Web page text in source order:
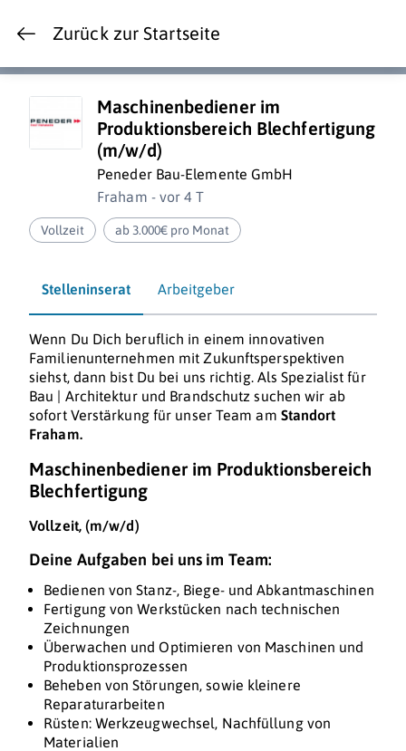
Zurück zur Startseite
Maschinenbediener im
Produktionsbereich Blechfertigung
(m/w/d)
Peneder Bau-Elemente GmbH
Fraham - vor 4 T
Vollzeit ab 3.000€ pro Monat
Stelleninserat Arbeitgeber
Wenn Du Dich beruflich in einem innovativen
Familienunternehmen mit Zukunftsperspektiven
siehst, dann bist Du bei uns richtig. Als Spezialist für
Bau | Architektur und Brandschutz suchen wir ab
sofort Verstärkung für unser Team am Standort
Fraham.
Maschinenbediener im Produktionsbereich
Blechfertigung
Vollzeit, (m/w/d)
Deine Aufgaben bei uns im Team:
Bedienen von Stanz-, Biege- und Abkantmaschinen
Fertigung von Werkstücken nach technischen
Zeichnungen
Überwachen und Optimieren von Maschinen und
Produktionsprozessen
Beheben von Störungen, sowie kleinere
Reparaturarbeiten
Rüsten: Werkzeugwechsel, Nachfüllung von
Materialien